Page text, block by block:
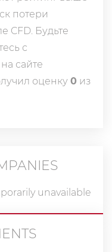
потери
CFD. Будьте
с
сайте
оценку 0 из
unavailable